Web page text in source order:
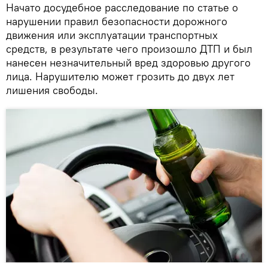
Начато досудебное расследование по статье о
нарушении правил безопасности дорожного
движения или эксплуатации транспортных
средств, в результате чего произошло ДТП и был
нанесен незначительный вред здоровью другого
лица. Нарушителю может грозить до двух лет
лишения свободы.